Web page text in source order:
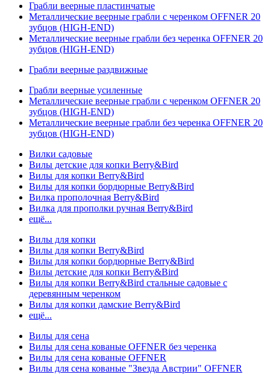
Грабли веерные пластинчатые
Металлические веерные грабли с черенком OFFNER 20
зубцов (HIGH-END)
Металлические веерные грабли без черенка OFFNER 20
зубцов (HIGH-END)
Грабли веерные раздвижные
Грабли веерные усиленные
Металлические веерные грабли с черенком OFFNER 20
зубцов (HIGH-END)
Металлические веерные грабли без черенка OFFNER 20
зубцов (HIGH-END)
Вилки садовые
Вилы детские для копки Berry&Bird
Вилы для копки Berry&Bird
Вилы для копки бордюрные Berry&Bird
Вилка прополочная Berry&Bird
Вилка для прополки ручная Berry&Bird
ещё...
Вилы для копки
Вилы для копки Berry&Bird
Вилы для копки бордюрные Berry&Bird
Вилы детские для копки Berry&Bird
Вилы для копки Berry&Bird стальные садовые с
деревянным черенком
Вилы для копки дамские Berry&Bird
ещё...
Вилы для сена
Вилы для сена кованые OFFNER без черенка
Вилы для сена кованые OFFNER
Вилы для сена кованые "Звезда Австрии" OFFNER